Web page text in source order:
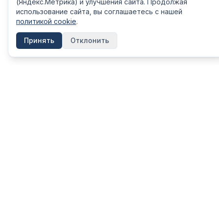
(Яндекс.Метрика) и улучшения сайта. Продолжая
использование сайта, вы соглашаетесь с нашей
политикой cookie.
Принять Отклонить